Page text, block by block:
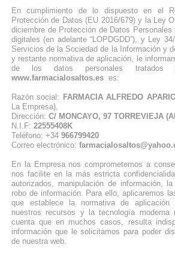
En cumplimiento de lo dispuesto en el
Protección de Datos (EU 2016/679) y la Ley
diciembre de Protección de Datos
digitales (en adelante “LOPDGDD”), y Ley
Servicios de la Sociedad de la Información y
y restante normativa de aplicación, le
de los datos personales
www.farmacialosaltos.es es:
Razón social: FARMACIA ALFREDO
La Empresa),
Dirección: C/ MONCAYO, 97 TORREVIEJA
N.I.F: 22555408K
Teléfono: +34 966799420
Correo electrónico:
En la Empresa nos comprometemos a
nos facilite en la más estricta
autorizados, manipulación de información,
robo de información. Para ello, aplicaremos
que establece la normativa de
nuestros recursos y la tecnología moderna
cuenta que en muchos casos, resulta
información que le solicitamos para poder
de nuestra web.